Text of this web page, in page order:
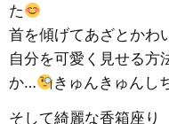
た
首を傾げてあざとかわ
自分を可愛く見せる方
か…
きゅんきゅんし
そして綺麗な香箱座り